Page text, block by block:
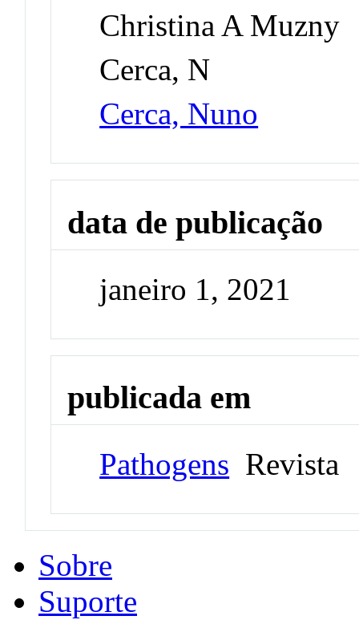
Christina A Muzny
Cerca, N
Cerca, Nuno
data de publicação
janeiro 1, 2021
publicada em
Pathogens Revista
Sobre
Suporte